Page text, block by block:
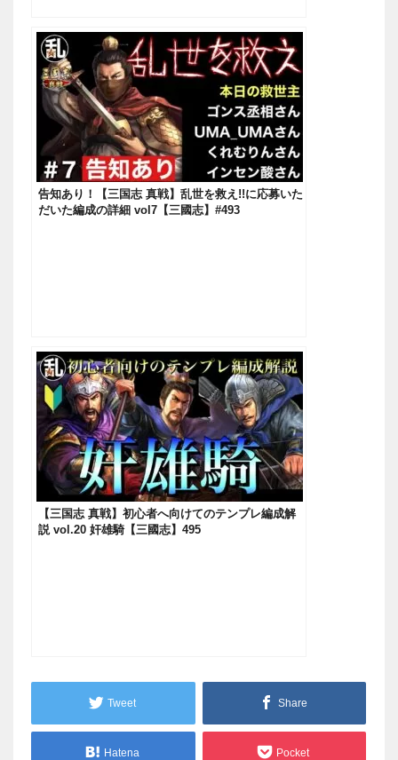
告知あり！【三国志 真戦】乱世を救え!!に応募いた
だいた編成の詳細 vol7【三國志】#493
【三国志 真戦】初心者へ向けてのテンプレ編成解
説 vol.20 奸雄騎【三國志】495
Tweet Share
Hatena Pocket